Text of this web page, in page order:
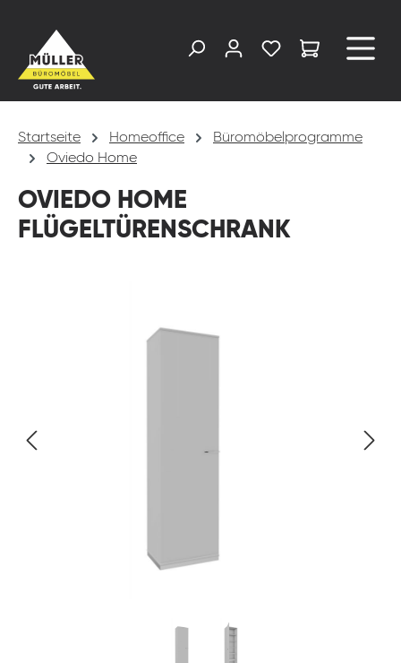
Startseite Homeoffice
Büromöbelprogramme
Oviedo Home
OVIEDO HOME
FLÜGELTÜRENSCHRANK